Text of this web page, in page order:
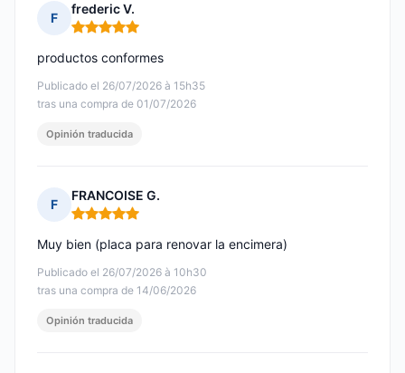
F
frederic V.
Nota: 5 de 5
Publicado el 26/07/2026 à 15h35
tras una compra de 01/07/2026
productos conformes
Opinión traducida
F
FRANCOISE G.
Nota: 5 de 5
Publicado el 26/07/2026 à 10h30
tras una compra de 14/06/2026
Muy bien (placa para renovar la encimera)
Opinión traducida